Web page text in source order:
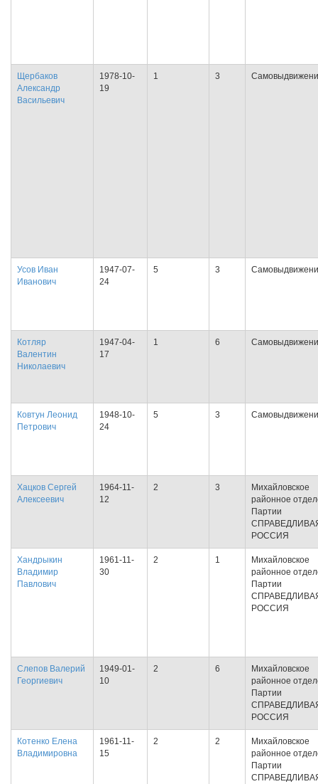
Щербаков
Александр
Васильевич
1978-10-
19
1 3
Усов Иван
Иванович
1947-07-
24
5 3
Котляр
Валентин
Николаевич
1947-04-
17
1 6
Ковтун Леонид
Петрович
1948-10-
24
5 3
Хацков Сергей
Алексеевич
1964-11-
12
2 3
Михайловское
районное
Партии
РОССИЯ
Хандрыкин
Владимир
Павлович
1961-11-
30
2 1
Михайловское
районное
Партии
РОССИЯ
Слепов Валерий
Георгиевич
1949-01-
10
2 6
Михайловское
районное
Партии
РОССИЯ
Котенко Елена
Владимировна
1961-11-
15
2 2
Михайловское
районное
Партии